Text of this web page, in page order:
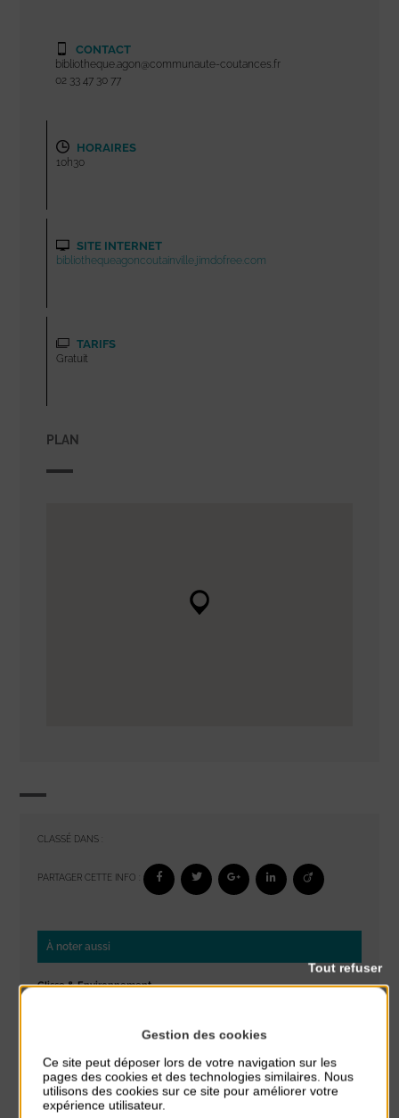
CONTACT
bibliotheque.agon@communaute-coutances.fr
02 33 47 30 77
HORAIRES
10h30
SITE INTERNET
bibliothequeagoncoutainville.jimdofree.com
TARIFS
Gratuit
PLAN
CLASSÉ DANS :
PARTAGER CETTE INFO :
À noter aussi
Glisse & Environnement
Concert
du 9 Août au 9 Août
Place du Général de Gaulle
Gestion des cookies
Ce site peut déposer lors de votre navigation sur les
pages des cookies et des technologies similaires. Nous
utilisons des cookies sur ce site pour améliorer votre
expérience utilisateur.
Tout refuser